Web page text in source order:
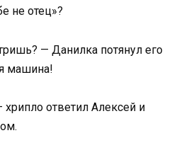
не отец»?
— Данилка потянул его
машина!
ответил Алексей и